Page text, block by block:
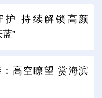
护 持续解锁高颜
”
高空瞭望 赏海滨